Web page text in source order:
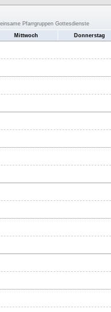
Pfarrgruppen Gottesdienste
Mittwoch Donnerstag